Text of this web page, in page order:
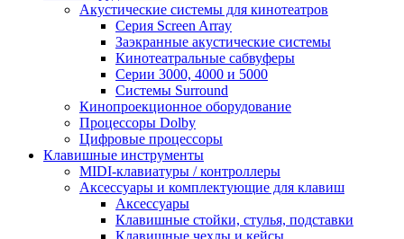
Акустические системы для кинотеатров
Cерия Screen Array
Заэкранные акустические системы
Кинотеатральные сабвуферы
Серии 3000, 4000 и 5000
Системы Surround
Кинопроекционное оборудование
Процессоры Dolby
Цифровые процессоры
Клавишные инструменты
MIDI-клавиатуры / контроллеры
Аксессуары и комплектующие для клавиш
Аксессуары
Клавишные стойки, стулья, подставки
Клавишные чехлы и кейсы